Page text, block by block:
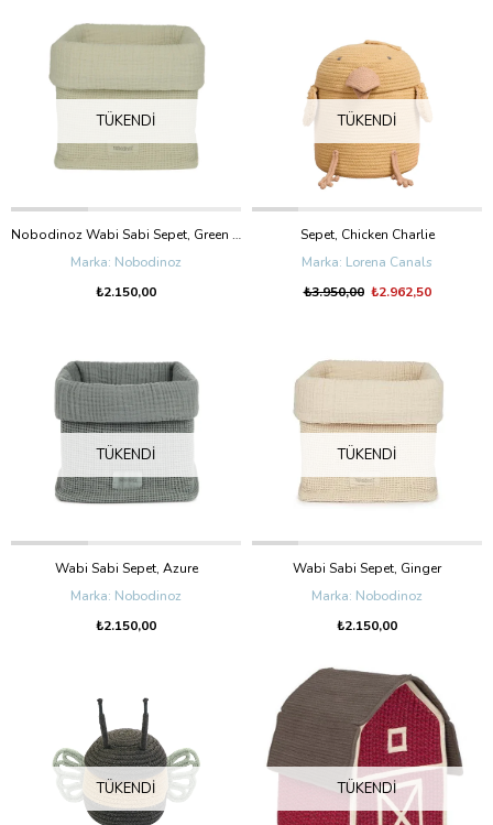
TÜKENDI
Nobodinoz Wabi Sabi Sepet, Green Matcha
Nobodinoz
₺2.150,00
TÜKENDI
Sepet, Chicken Charlie
Lorena Canals
₺2.962,50
₺3.950,00
TÜKENDI
Wabi Sabi Sepet, Azure
Nobodinoz
₺2.150,00
TÜKENDI
Wabi Sabi Sepet, Ginger
Nobodinoz
₺2.150,00
TÜKENDI TÜKENDI